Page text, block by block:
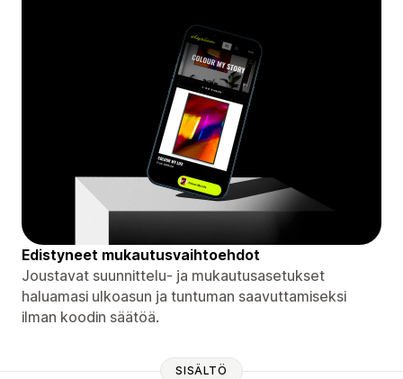
Edistyneet mukautusvaihtoehdot
Joustavat suunnittelu- ja mukautusasetukset
haluamasi ulkoasun ja tuntuman saavuttamiseksi
ilman koodin säätöä.
SISÄLTÖ